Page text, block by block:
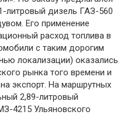
литровый дизель ГАЗ-560
Его применение
расход топлива в
с таким дорогим
локализации) оказались
рынка того времени и
экспорт. На маршрутных
2,89-литровый
4215 Ульяновского